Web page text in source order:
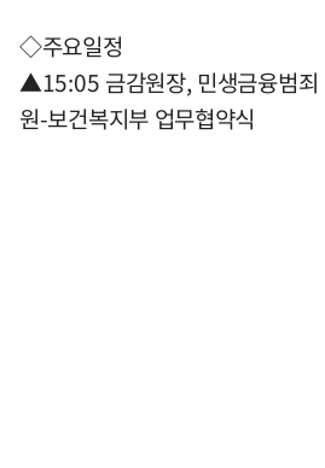
◇주요일정
▲15:05 금감원장, 민생금융범죄
원-보건복지부 업무협약식